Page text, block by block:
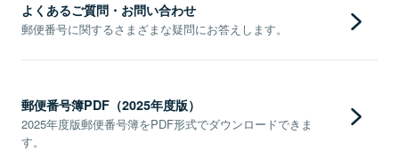
よくあるご質問・お問い合わせ
郵便番号に関するさまざまな疑問にお答えします。
郵便番号簿PDF（2025年度版）
2025年度版郵便番号簿をPDF形式でダウンロードできま
す。